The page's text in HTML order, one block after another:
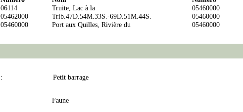
06114 Truite, Lac à la 05460000
05462000 Trib.47D.54M.33S.-69D.51M.44S. 05460000
05460000 Port aux Quilles, Rivière du 05460000
: Petit barrage
Faune